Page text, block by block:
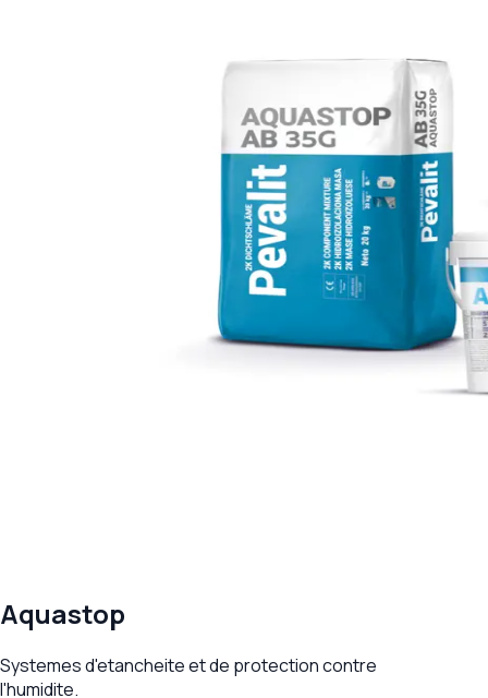
Aquastop
Systemes d'etancheite et de protection contre
l'humidite.